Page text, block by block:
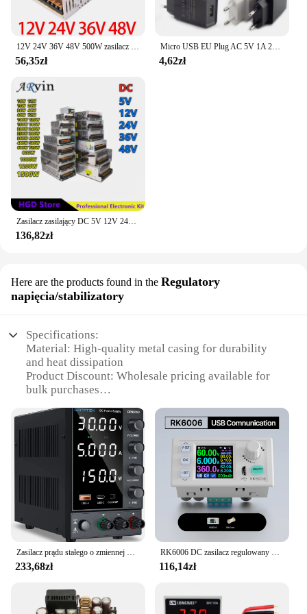
12V 24V 36V 48V 500W zasilacz zasilacz transformator AC DC SMPS dla LED Strip Light silnik CCTV
56,35zł
Micro USB EU Plug AC 5V 1A 2A 3A ładowarka ścienna uniwersalna przenośna zasilacz podróżny ładowarka biurkowa Power Bank K5
4,62zł
Zasilacz zasilający DC 5V 12V 24V 36V 48V 60W 360W 600W transformator światła AC 100-240V zasilacz SMPS do listwy LED CCTV
136,82zł
Here are the products found in the Regulatory
napięcia/stabilizatory
Specifications:
Material: High-quality metal casing for durability
and heat dissipation
Product Discount: Wholesale pricing available for
bulk purchases
stabilizer
Design and Style: Sleek, compact design for easy
integration into various settings
Usage and Purpose: Ideal for servicing and
maintaining electronic devices
Typical Adaptive Scenario: Suitable for use in
workshops, repair shops, and professional settings
Shape or Size or Weight or Quantity: Compact and
lightweight, with multiple sets available for sale
Features:
**Reliable Performance and Versatility**
professionals and hobbyists alike, providing a
stable and regulated power supply for a wide range
Zasilacz prądu stałego o zmiennej mocy 30 V 0-10 A z pokrętłami gruboziarnistej i precyzyjnej regulacji enkodera, stanowisko z portami szybkiego ładowania USB i typu C
233,68zł
RK6006 DC zasilacz regulowany 6A 60V DC do obniżania napięcia na stole sieciowym aktualizacja napięcia USB stabilizowana przetwornica napięcia
116,14zł